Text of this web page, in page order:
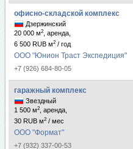
офисно-складской комплекс
Дзержинский
20 000 м2
, аренда,
6 500 RUB м2 / год
ООО "Юнион Траст Экспедиция"
+7 (926) 684-80-05
гаражный комплекс
Звездный
1 500 м2
, аренда,
30 RUB м2 / мес
ООО "Формат"
+7 (932) 337-00-53